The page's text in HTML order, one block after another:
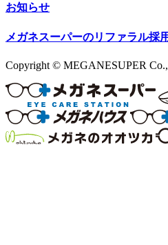
お知らせ
メガネスーパーのリファラル採用
Copyright © MEGANESUPER